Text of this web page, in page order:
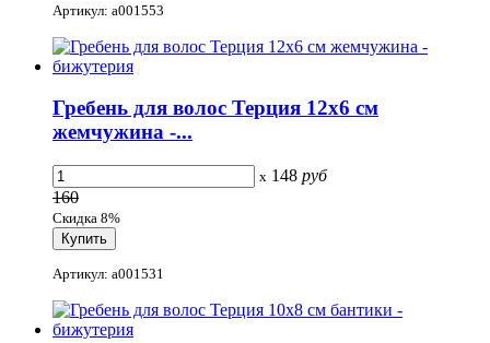
Артикул: a001553
Гребень для волос Терция 12x6 см
жемчужина -...
x 148 руб
160
Скидка 8%
Артикул: a001531